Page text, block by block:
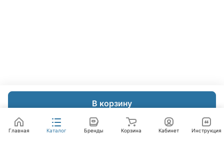
В корзину
Главная Каталог Бренды Корзина Кабинет Инструкция